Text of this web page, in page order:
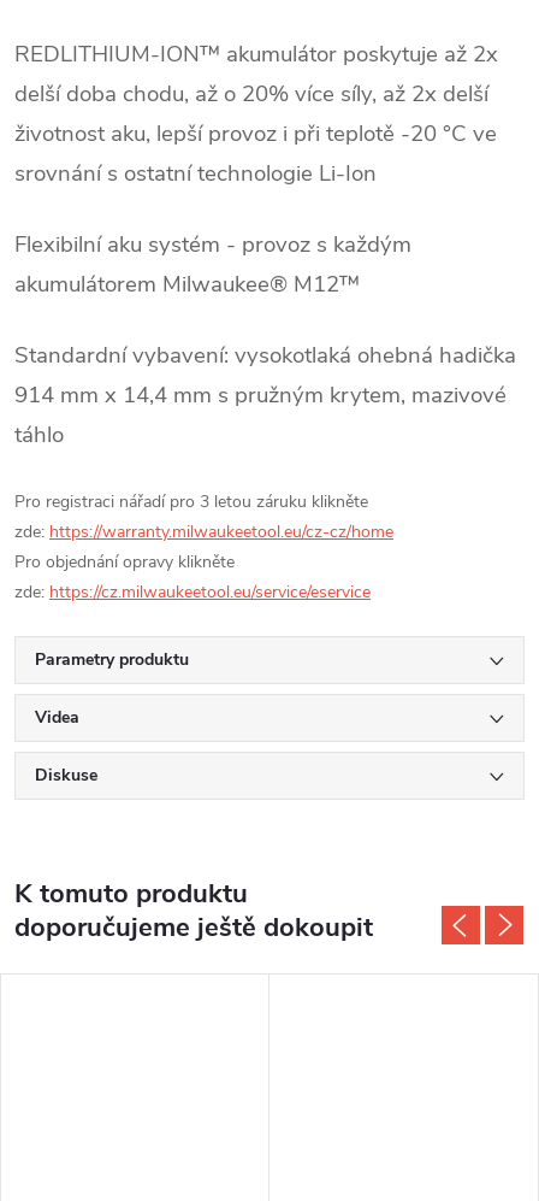
REDLITHIUM-ION™ akumulátor poskytuje až 2x
delší doba chodu, až o 20% více síly, až 2x delší
životnost aku, lepší provoz i při teplotě -20 °C ve
srovnání s ostatní technologie Li-Ion
Flexibilní aku systém - provoz s každým
akumulátorem Milwaukee® M12™
Standardní vybavení: vysokotlaká ohebná hadička
914 mm x 14,4 mm s pružným krytem, mazivové
táhlo
Pro registraci nářadí pro 3 letou záruku klikněte
zde: https://warranty.milwaukeetool.eu/cz-cz/home
Pro objednání opravy klikněte
zde: https://cz.milwaukeetool.eu/service/eservice
Parametry produktu
Videa
Diskuse
K tomuto produktu
doporučujeme ještě dokoupit